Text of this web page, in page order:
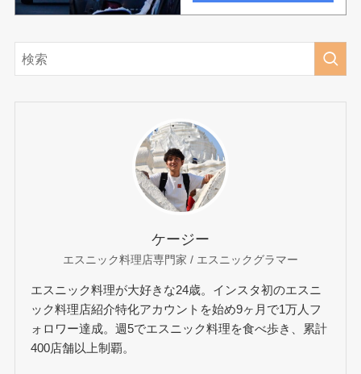
ケージー
エスニック料理店専門家 / エスニックグラマー
エスニック料理が大好きな24歳。インスタ初のエスニ
ック料理店紹介特化アカウントを始め9ヶ月で1万人フ
ォロワー達成。週5でエスニック料理を食べ歩き、累計
400店舗以上制覇。